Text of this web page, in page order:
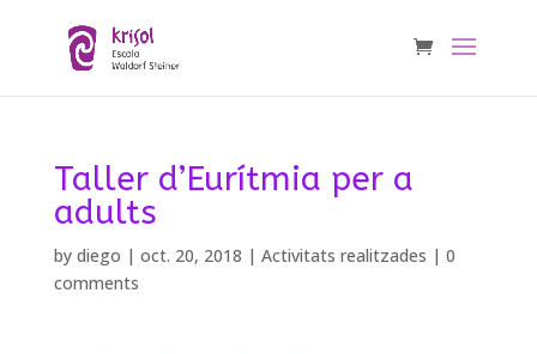
Taller d’Eurítmia per a
adults
by diego | oct. 20, 2018 | Activitats realitzades | 0
comments